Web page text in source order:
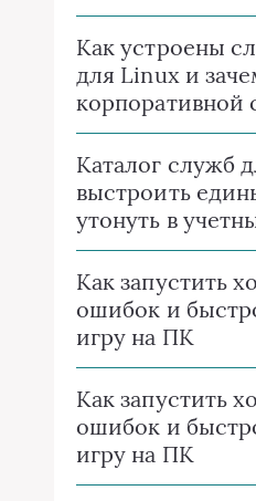
Как устроены
для Linux и
корпоративной
Каталог служб
выстроить
утонуть в
Как запустить
ошибок и
игру на ПК
Как запустить
ошибок и
игру на ПК